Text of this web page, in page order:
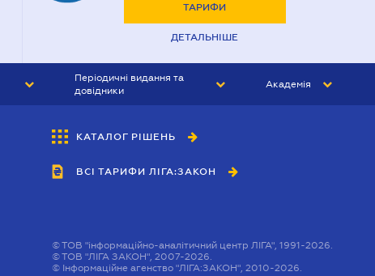
ТАРИФИ
ДЕТАЛЬНІШЕ
Періодичні видання та
довідники
БУХГАЛТЕР&ЗАКОН
ВІСНИК МСФЗ
Академія
КАТАЛОГ РІШЕНЬ
ВСІ ТАРИФИ ЛІГА:ЗАКОН
©ТОВ "інформаційно-аналітичний центр ЛІГА", 1991-2026.
©ТОВ "ЛІГА ЗАКОН", 2007-2026.
© Інформаційне агенство "ЛІГА:ЗАКОН", 2010-2026.